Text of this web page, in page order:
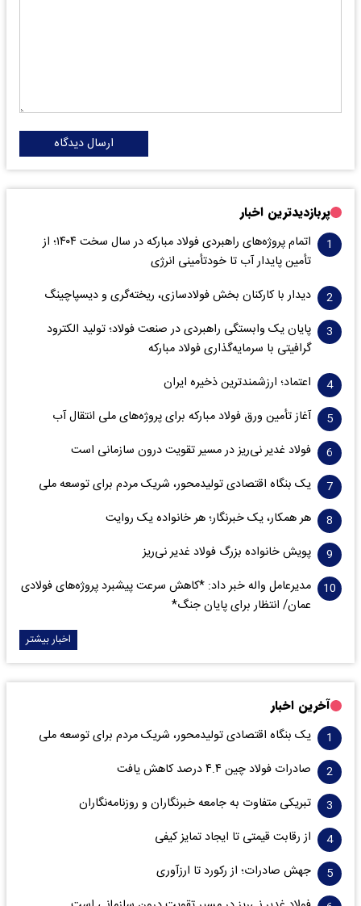
ارسال دیدگاه
پربازدیدترین اخبار
اتمام پروژه‌های راهبردی فولاد مبارکه در سال سخت ۱۴۰۴؛ از
تأمین پایدار آب تا خودتأمینی انرژی
دیدار با کارکنان بخش فولادسازی، ریخته‌گری و دیسپاچینگ
پایان یک وابستگی راهبردی در صنعت فولاد؛ تولید الکترود
گرافیتی با سرمایه‌گذاری فولاد مبارکه
اعتماد؛ ارزشمندترین ذخیره ایران
آغاز تأمین ورق فولاد مبارکه برای پروژه‌های ملی انتقال آب
فولاد غدیر نی‌ریز در مسیر تقویت درون سازمانی است
یک بنگاه اقتصادی تولیدمحور، شریک مردم برای توسعه ملی
هر همکار، یک خبرنگار؛ هر خانواده یک روایت
پویش خانواده بزرگ فولاد غدیر نی‌ریز
مدیرعامل واله خبر داد: *کاهش سرعت پیشبرد پروژه‌های فولادی
عمان/ انتظار برای پایان جنگ*
اخبار بیشتر
آخرین اخبار
یک بنگاه اقتصادی تولیدمحور، شریک مردم برای توسعه ملی
صادرات فولاد چین ۴.۴ درصد کاهش یافت
تبریکی متفاوت به جامعه خبرنگاران و روزنامه‌نگاران
از رقابت قیمتی تا ایجاد تمایز کیفی
جهش صادرات؛ از رکورد تا ارزآوری